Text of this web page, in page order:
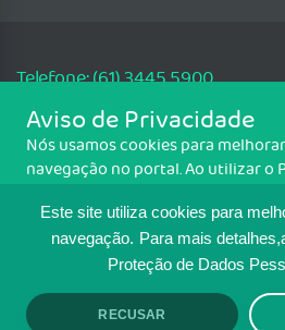
Este site utiliza cookies para
navegação. Para mais
Proteção de Dados
RECUSAR
Telefone: (61) 3445 5900
Email: cfm@portalmedico.org.br
SGAS 616, Conjunto D, Lote 115, L2 Sul,
CNPJ: 33.583.550/0001-30
MAPA DO SITE
TRANSPARÊNCIA E
CONTAS
Aviso de Privacidade
Nós usamos cookies para
navegação no portal. Ao utilizar o
Para ter mais informações sobre
Política de cookies. Se você